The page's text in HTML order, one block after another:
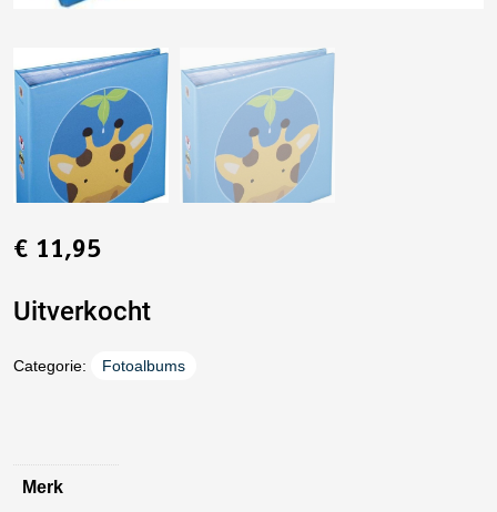
€ 11,95
Uitverkocht
Categorie: Fotoalbums
Merk